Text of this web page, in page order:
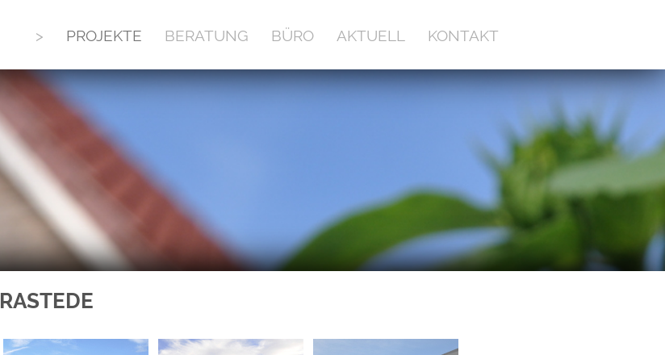
> PROJEKTE BERATUNG BÜRO AKTUELL KONTAKT
RASTEDE